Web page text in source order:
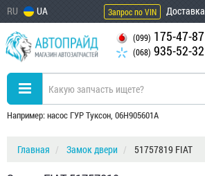
RU UA Запрос по VIN Доставка
(099) 175-47-87
(068) 935-52-32
Например: насос ГУР Туксон, 06H905601A
Главная Замок двери 51757819 FIAT